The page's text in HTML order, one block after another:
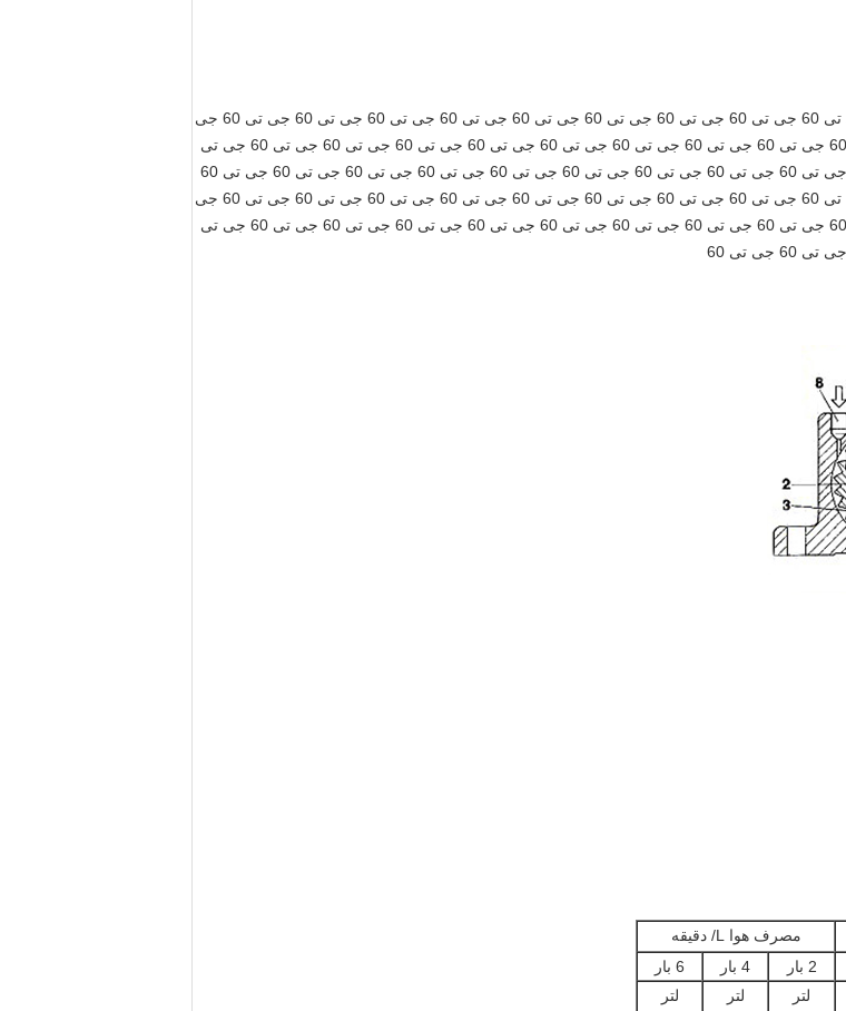
جی تی 60 جی تی 60 جی تی 60 جی تی 60 جی تی 60 جی تی 60 جی تی 60 جی تی 60 جی تی 60 جی تی 60 جی تی 60 جی تی 60 جی تی 60 جی تی 60 جی تی 60 جی
تی 60 جی تی 60 جی تی 60 جی تی 60 جی تی 60 جی تی 60 جی تی 60 جی تی 60 جی تی 60 جی تی 60 جی تی 60 جی تی 60 جی تی 60 جی تی 60 جی تی 60 جی تی
60 جی تی 60 جی تی 60 جی تی 60 جی تی 60 جی تی 60 جی تی 60 جی تی 60 جی تی 60 جی تی 60 جی تی 60 جی تی 60 جی تی 60 جی تی 60 جی تی 60 جی تی 60
جی تی 60 جی تی 60 جی تی 60 جی تی 60 جی تی 60 جی تی 60 جی تی 60 جی تی 60 جی تی 60 جی تی 60 جی تی 60 جی تی 60 جی تی 60 جی تی 60 جی تی 60 جی
تی 60 جی تی 60 جی تی 60 جی تی 60 جی تی 60 جی تی 60 جی تی 60 جی تی 60 جی تی 60 جی تی 60 جی تی 60 جی تی 60 جی تی 60 جی تی 60 جی تی 60 جی تی
مصرف هوا L/ دقیقه
2 بار 4 بار
6 بار
لتر لتر لتر